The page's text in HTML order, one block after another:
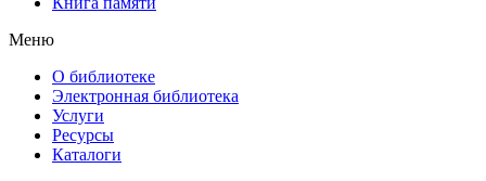
Меню
О библиотеке
Электронная библиотека
Услуги
Ресурсы
Каталоги